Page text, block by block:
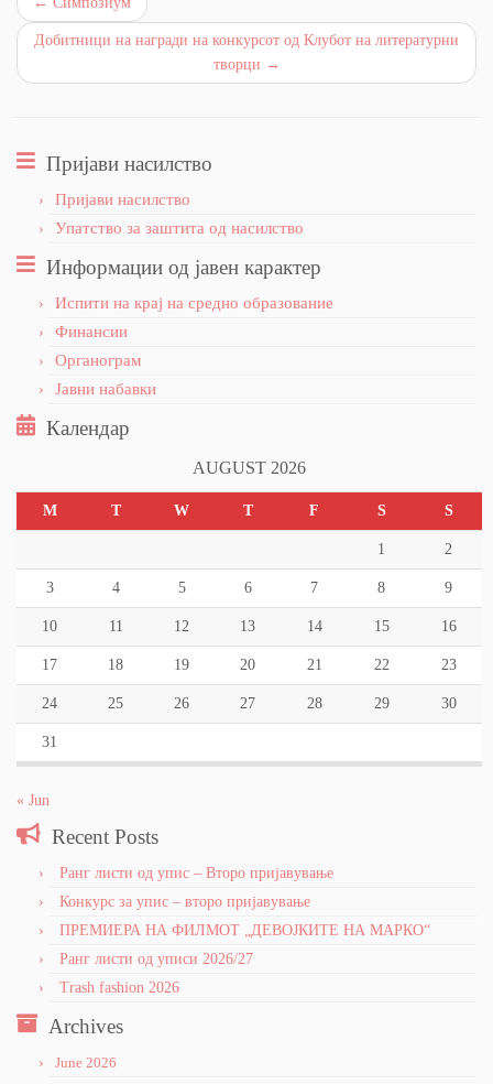
Добитници на награди на конкурсот од Клубот на литературни
творци →
Пријави насилство
Пријави насилство
Упатство за заштита од насилство
Информации од јавен карактер
Испити на крај на средно образование
Финансии
Органограм
Јавни набавки
Календар
AUGUST 2026
M T W T F S S
1 2
3 4 5 6 7 8 9
10 11 12 13 14 15 16
17 18 19 20 21 22 23
24 25 26 27 28 29 30
31
« Jun
Recent Posts
Ранг листи од упис – Второ пријавување
Конкурс за упис – второ пријавување
ПРЕМИЕРА НА ФИЛМОТ „ДЕВОЈКИТЕ НА МАРКО“
Ранг листи од уписи 2026/27
Trash fashion 2026
Archives
June 2026